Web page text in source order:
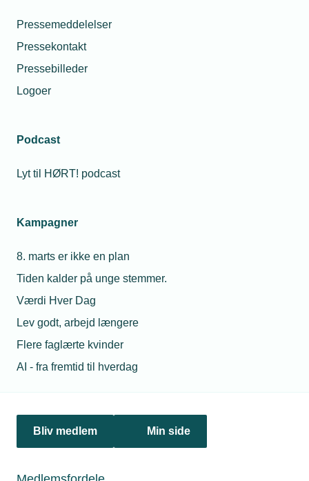
Pressemeddelelser
Pressekontakt
Pressebilleder
Logoer
Podcast
Lyt til HØRT! podcast
Kampagner
8. marts er ikke en plan
Tiden kalder på unge stemmer.
Værdi Hver Dag
Lev godt, arbejd længere
Flere faglærte kvinder
AI - fra fremtid til hverdag
Bliv medlem Min side
Politik & analyse
jura@tekniq.dk
tekniq@tekniq.dk